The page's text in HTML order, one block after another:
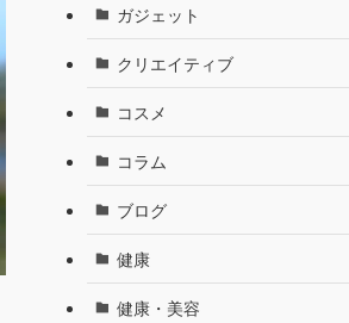
ガジェット
クリエイティブ
コスメ
コラム
ブログ
健康
健康・美容